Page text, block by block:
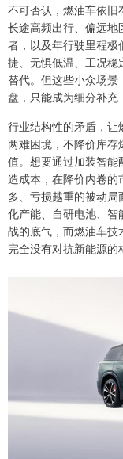
不可否认，燃油车依旧
长途高频出行、偏远
者，以及年行驶里程
捷、无惧低温、工况
替代。但这些小众场
盘，只能成为细分补充
行业结构性的矛盾，让
两难困境，不降价库存
值。想要通过加装智
造成本，在降价内卷
多、亏损越重的被动
化产能、自研电池、
战的底气，而燃油车技
完全没有对抗新能源的